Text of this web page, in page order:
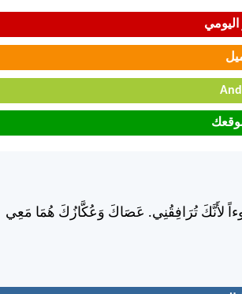
اليومي
لأَنَّكَ تُرَافِقُنِي. عَصَاكَ وَعُكَّازُكَ هُمَا مَعِي